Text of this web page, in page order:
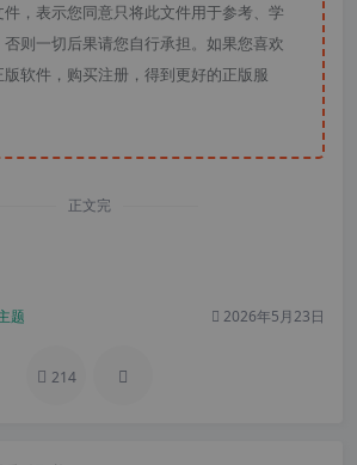
，表示您同意只将此文件用于参考、学
则一切后果请您自行承担。如果您喜欢
软件，购买注册，得到更好的正版服
正文完
题 2026年5月23日
214